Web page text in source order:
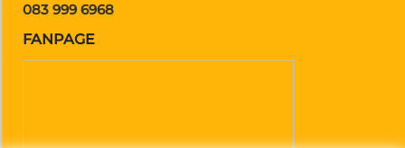
083 999 6968
FANPAGE